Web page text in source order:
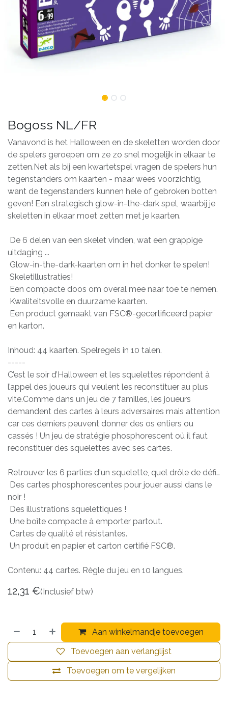
Bogoss NL/FR
Vanavond is het Halloween en de skeletten worden door
de spelers geroepen om ze zo snel mogelijk in elkaar te
zetten.Net als bij een kwartetspel vragen de spelers hun
tegenstanders om kaarten - maar wees voorzichtig,
want de tegenstanders kunnen hele of gebroken botten
geven! Een strategisch glow-in-the-dark spel, waarbij je
skeletten in elkaar moet zetten met je kaarten.
De 6 delen van een skelet vinden, wat een grappige
uitdaging ...
Glow-in-the-dark-kaarten om in het donker te spelen!
Skeletillustraties!
Een compacte doos om overal mee naar toe te nemen.
Kwaliteitsvolle en duurzame kaarten.
Een product gemaakt van FSC®-gecertificeerd papier
en karton.
Inhoud: 44 kaarten. Spelregels in 10 talen.
-----
C’est le soir d’Halloween et les squelettes répondent à
l’appel des joueurs qui veulent les reconstituer au plus
vite.Comme dans un jeu de 7 familles, les joueurs
demandent des cartes à leurs adversaires mais attention
car ces derniers peuvent donner des os entiers ou
cassés ! Un jeu de stratégie phosphorescent où il faut
reconstituer des squelettes avec ses cartes.
Retrouver les 6 parties d'un squelette, quel drôle de défi…
Des cartes phosphorescentes pour jouer aussi dans le
noir !
Des illustrations squelettiques !
Une boîte compacte à emporter partout.
Cartes de qualité et résistantes.
Un produit en papier et carton certifié FSC®.
Contenu: 44 cartes. Règle du jeu en 10 langues.
12,31 €(Inclusief btw)
Aan winkelmandje toevoegen
Toevoegen om te vergelijken
Toevoegen aan verlanglijst